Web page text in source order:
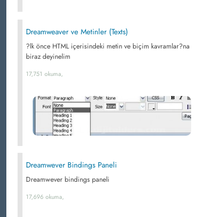
Dreamweaver ve Metinler (Texts)
?lk önce HTML içerisindeki metin ve biçim kavramlar?na
biraz deyinelim
17,751 okuma,
Dreamwever Bindings Paneli
Dreamwever bindings paneli
17,696 okuma,